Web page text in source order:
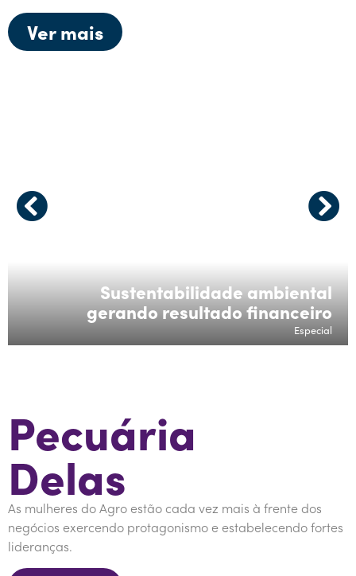
Ver mais
Sustentabilidade ambiental
gerando resultado financeiro
Especial
Pecuária
Delas
As mulheres do Agro estão cada vez mais à frente dos
negócios exercendo protagonismo e estabelecendo fortes
lideranças.